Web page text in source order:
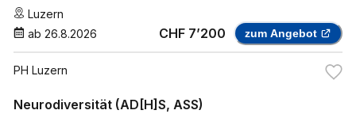
Luzern
ab 26.8.2026 CHF 7’200 zum Angebot
PH Luzern
Neurodiversität (AD[H]S, ASS)